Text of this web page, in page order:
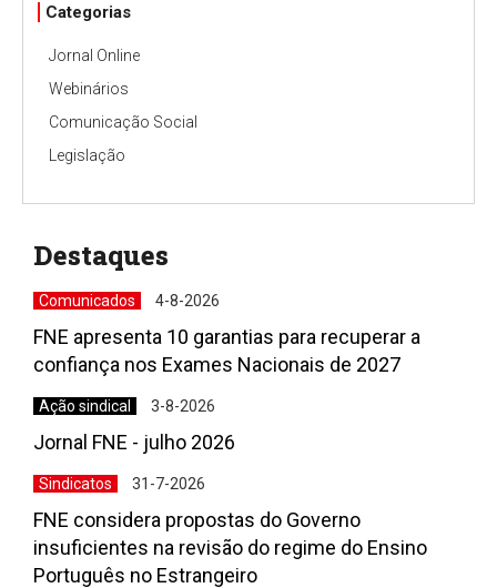
Categorias
Jornal Online
Webinários
Comunicação Social
Legislação
Destaques
Comunicados 4-8-2026
FNE apresenta 10 garantias para recuperar a
confiança nos Exames Nacionais de 2027
Ação sindical 3-8-2026
Jornal FNE - julho 2026
Sindicatos 31-7-2026
FNE considera propostas do Governo
insuficientes na revisão do regime do Ensino
Português no Estrangeiro